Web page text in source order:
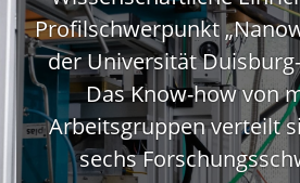
Profilschwerpunkt
der Universität
Das Know-how von
Arbeitsgruppen verteilt
sechs